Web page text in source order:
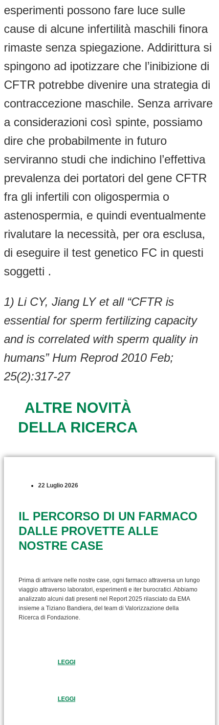
esperimenti possono fare luce sulle
cause di alcune infertilità maschili finora
rimaste senza spiegazione. Addirittura si
spingono ad ipotizzare che l’inibizione di
CFTR potrebbe divenire una strategia di
contraccezione maschile. Senza arrivare
a considerazioni così spinte, possiamo
dire che probabilmente in futuro
serviranno studi che indichino l’effettiva
prevalenza dei portatori del gene CFTR
fra gli infertili con oligospermia o
astenospermia, e quindi eventualmente
rivalutare la necessità, per ora esclusa,
di eseguire il test genetico FC in questi
soggetti .
1) Li CY, Jiang LY et all “CFTR is
essential for sperm fertilizing capacity
and is correlated with sperm quality in
humans” Hum Reprod 2010 Feb;
25(2):317-27
ALTRE NOVITÀ
DELLA RICERCA
22 Luglio 2026
IL PERCORSO DI UN FARMACO
DALLE PROVETTE ALLE
NOSTRE CASE
Prima di arrivare nelle nostre case, ogni farmaco attraversa un lungo
viaggio attraverso laboratori, esperimenti e iter burocratici. Abbiamo
analizzato alcuni dati presenti nel Report 2025 rilasciato da EMA
insieme a Tiziano Bandiera, del team di Valorizzazione della
Ricerca di Fondazione.
LEGGI
LEGGI